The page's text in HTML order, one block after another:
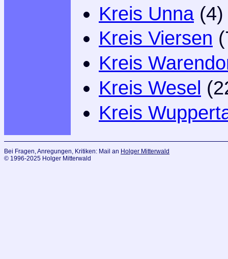
Kreis Unna(4)
Kreis Viersen
Kreis
Kreis Wesel
Kreis
Bei Fragen, Anregungen, Kritiken: Mail an Holger Mitterwald
© 1996-2025 Holger Mitterwald